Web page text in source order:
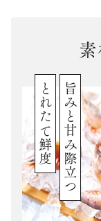
旨みと甘み際立つ
とれたて鮮度